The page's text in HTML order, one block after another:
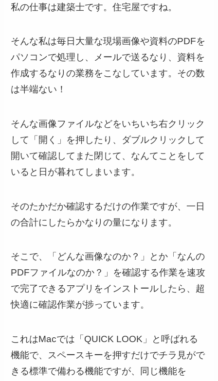
私の仕事は建築士です。住宅屋ですね。
そんな私は毎日大量な現場画像や資料のPDFを
パソコンで処理し、メールで送るなり、資料を
作成するなりの業務をこなしています。その数
は半端ない！
そんな画像ファイルなどをいちいち右クリック
して「開く」を押したり、ダブルクリックして
開いて確認してまた閉じて、なんてことをして
いると日が暮れてしまいます。
そのたかだか確認するだけの作業ですが、一日
の合計にしたらかなりの量になります。
そこで、「どんな画像なのか？」とか「なんの
PDFファイルなのか？」を確認する作業を速攻
で完了できるアプリをインストールしたら、超
快適に確認作業が捗っています。
これはMacでは「QUICK LOOK」と呼ばれる
機能で、スペースキーを押すだけでチラ見がで
きる標準で備わる機能ですが、同じ機能を